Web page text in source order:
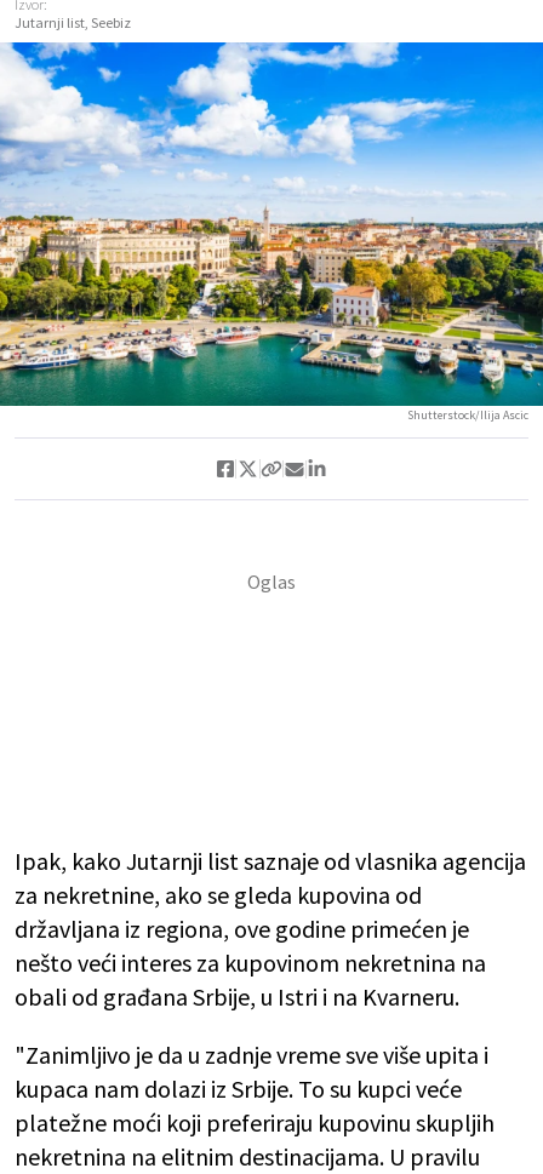
Izvor:
Jutarnji list, Seebiz
Shutterstock/Ilija Ascic
Ipak, kako Jutarnji list saznaje od vlasnika agencija
za nekretnine, ako se gleda kupovina od
državljana iz regiona, ove godine primećen je
nešto veći interes za kupovinom nekretnina na
obali od građana Srbije, u Istri i na Kvarneru.
"Zanimljivo je da u zadnje vreme sve više upita i
kupaca nam dolazi iz Srbije. To su kupci veće
platežne moći koji preferiraju kupovinu skupljih
nekretnina na elitnim destinacijama. U pravilu